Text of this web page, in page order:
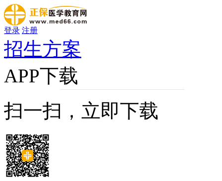
登录 注册
招生方案
APP下载
扫一扫，立即下载